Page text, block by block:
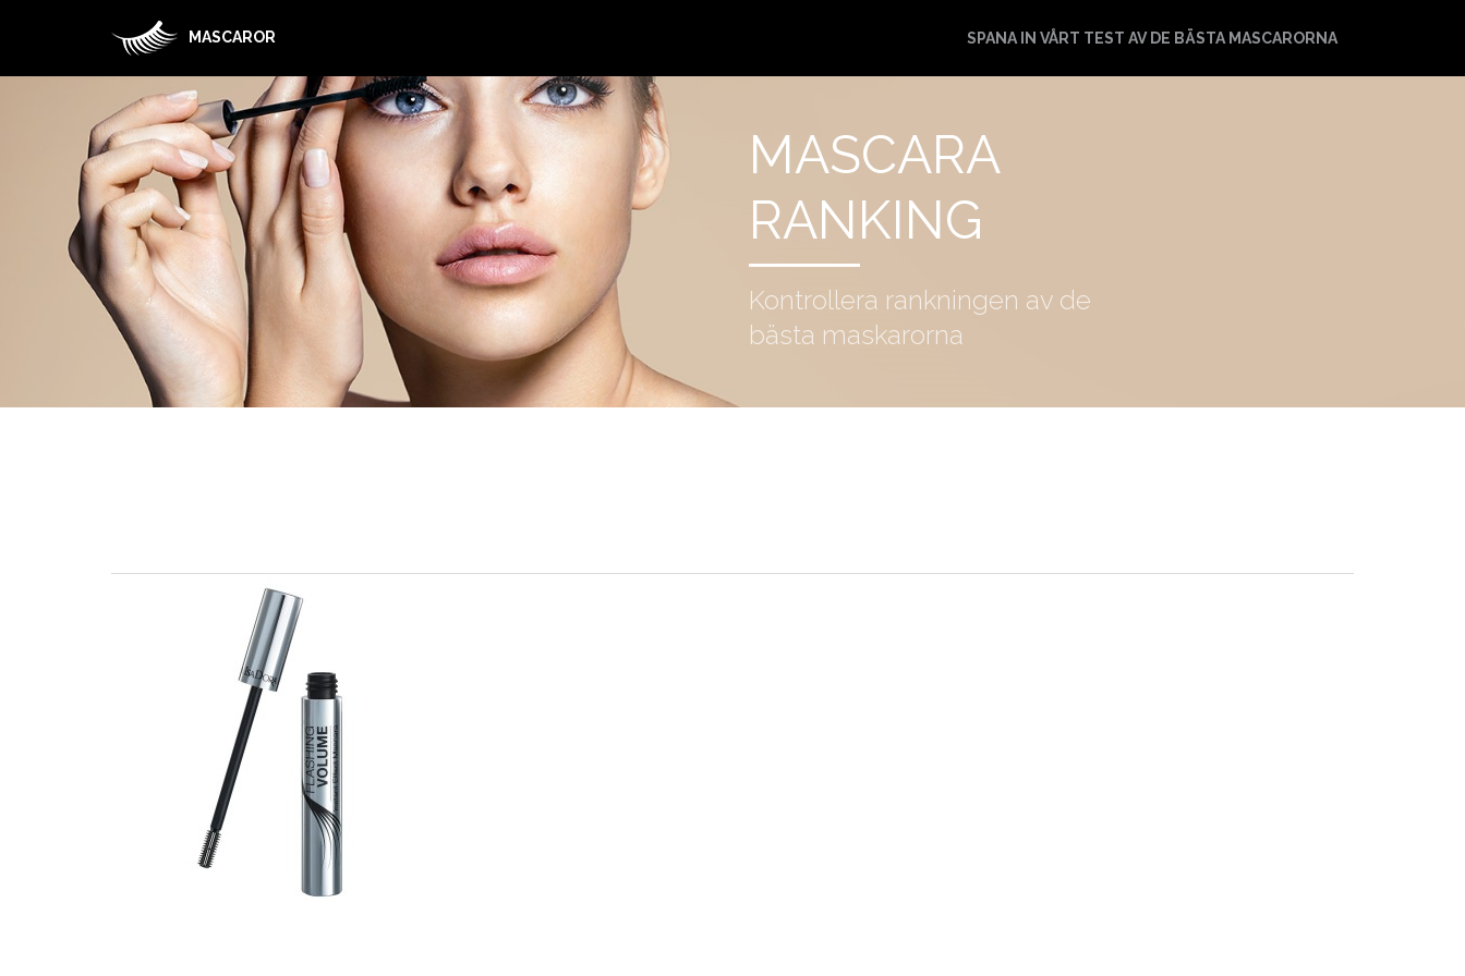
MASCAROR SPANA IN VÅRT TEST AV DE BÄSTA MASCARORNA
MASCARA
RANKING
Kontrollera rankningen av de
bästa maskarorna